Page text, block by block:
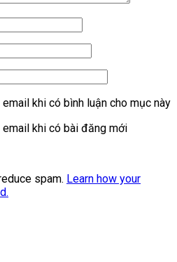
khi có bình luận cho mục này
khi có bài đăng mới
spam. Learn how your